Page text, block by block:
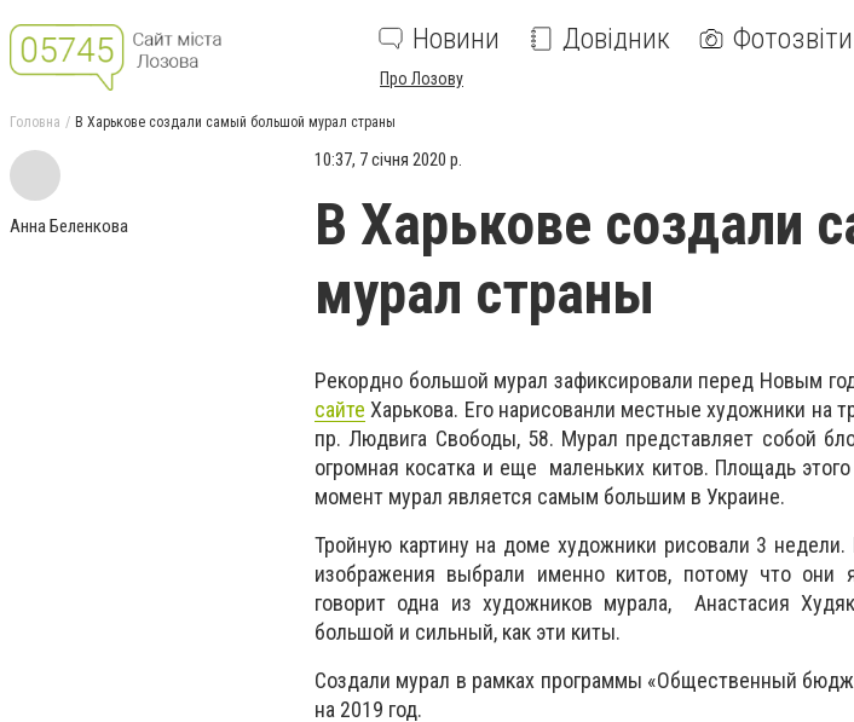
Новини Довідник Фотозвіти
Про Лозову
Головна В Харькове создали самый большой мурал страны
Анна Беленкова
10:37, 7 січня 2020 р.
В Харькове создали
мурал страны
Рекордно большой мурал зафиксировали перед Новым
сайте Харькова. Его нарисованли местные художники на
пр. Людвига Свободы, 58. Мурал представляет собой
огромная косатка и еще маленьких китов. Площадь
момент мурал является самым большим в Украине.
Тройную картину на доме художники рисовали 3
изображения выбрали именно китов, потому что они
говорит одна из художников мурала, Анастасия
большой и сильный, как эти киты.
Создали мурал в рамках программы «Общественный
на 2019 год.